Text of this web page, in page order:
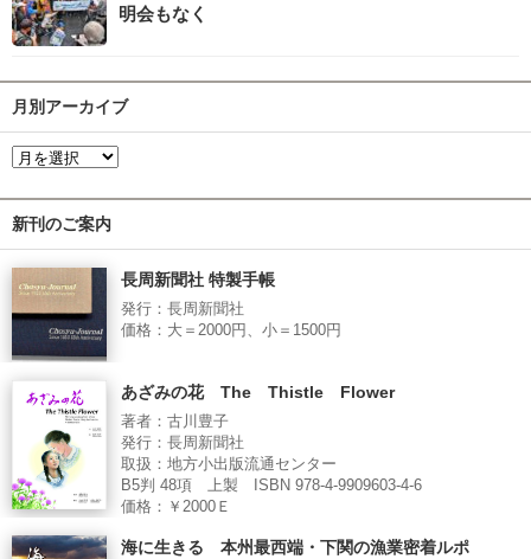
明会もなく
月別アーカイブ
新刊のご案内
長周新聞社 特製手帳
発行：長周新聞社
価格：大＝2000円、小＝1500円
あざみの花 The Thistle Flower
著者：古川豊子
発行：長周新聞社
取扱：地方小出版流通センター
B5判 48項 上製 ISBN 978-4-9909603-4-6
価格：￥2000Ｅ
海に生きる 本州最西端・下関の漁業密着ルポ